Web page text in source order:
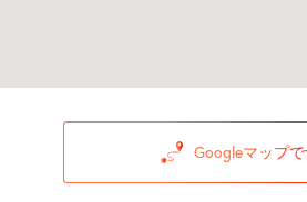
Googleマップ